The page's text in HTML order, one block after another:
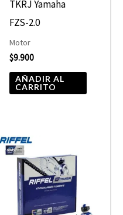
TKRJ Yamaha
FZS-2.0
Motor
$9.900
AÑADIR AL
CARRITO